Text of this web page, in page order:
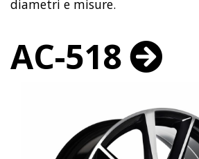
diametri e misure.
AC-518